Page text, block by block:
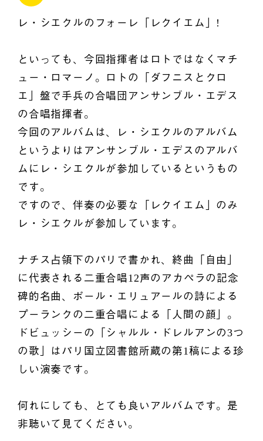
レ・シエクルのフォーレ「レクイエム」!
といっても、今回指揮者はロトではなくマチ
ュー・ロマーノ。ロトの「ダフニスとクロ
エ」盤で手兵の合唱団アンサンブル・エデス
の合唱指揮者。
今回のアルバムは、レ・シエクルのアルバム
というよりはアンサンブル・エデスのアルバ
ムにレ・シエクルが参加しているというもの
です。
ですので、伴奏の必要な「レクイエム」のみ
レ・シエクルが参加しています。
ナチス占領下のパリで書かれ、終曲「自由」
に代表される二重合唱12声のアカペラの記念
碑的名曲、ポール・エリュアールの詩による
プーランクの二重合唱による「人間の顔」。
ドビュッシーの「シャルル・ドレルアンの3つ
の歌」はパリ国立図書館所蔵の第1稿による珍
しい演奏です。
何れにしても、とても良いアルバムです。是
非聴いて見てください。